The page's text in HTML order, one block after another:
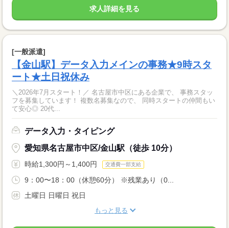
求人詳細を見る
[一般派遣]
【金山駅】データ入力メインの事務★9時スタ
ート★土日祝休み
＼2026年7月スタート！／ 名古屋市中区にある企業で、 事務スタッ
フを募集しています！ 複数名募集なので、 同時スタートの仲間もい
て安心◎ 20代...
データ入力・タイピング
愛知県名古屋市中区/金山駅（徒歩 10分）
時給1,300円～1,400円 交通費一部支給
9：00〜18：00（休憩60分） ※残業あり（0...
土曜日 日曜日 祝日
もっと見る